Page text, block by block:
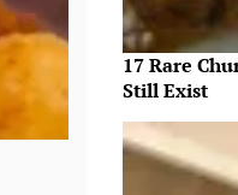
17 Rare
Still Exist